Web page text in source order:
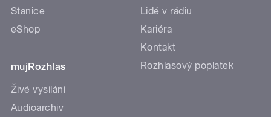
Stanice
eShop
mujRozhlas
Živé vysílání
Audioarchiv
Lidé v rádiu
Kariéra
Kontakt
Rozhlasový poplatek